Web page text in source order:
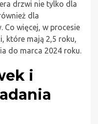
drzwi nie tylko dla
dla
Co więcej, w procesie
które mają 2,5 roku,
do marca 2024 roku.
i